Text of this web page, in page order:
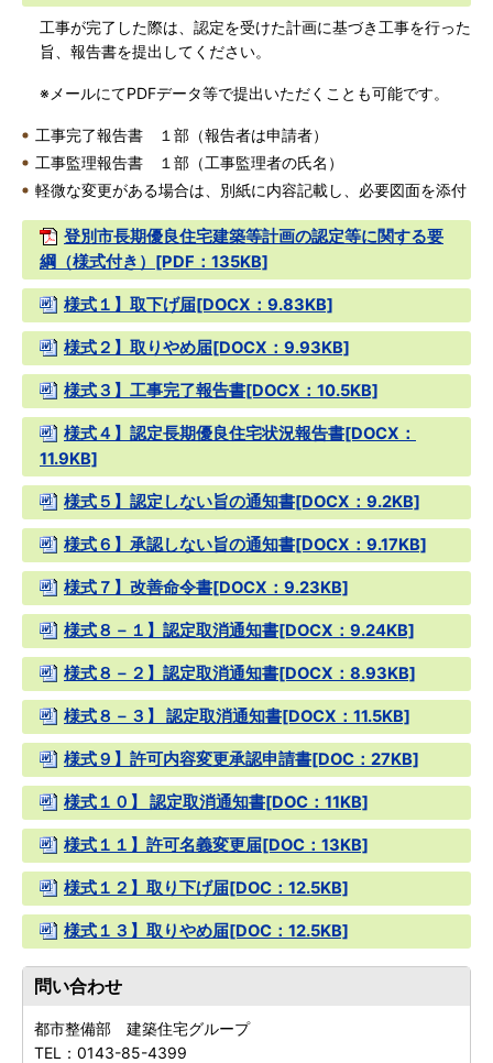
工事が完了した際は、認定を受けた計画に基づき工事を行った
旨、報告書を提出してください。
※メールにてPDFデータ等で提出いただくことも可能です。
工事完了報告書 １部（報告者は申請者）
工事監理報告書 １部（工事監理者の氏名）
軽微な変更がある場合は、別紙に内容記載し、必要図面を添付
登別市長期優良住宅建築等計画の認定等に関する要
綱（様式付き）[PDF：135KB]
様式１】取下げ届[DOCX：9.83KB]
様式２】取りやめ届[DOCX：9.93KB]
様式３】工事完了報告書[DOCX：10.5KB]
様式４】認定長期優良住宅状況報告書[DOCX：
11.9KB]
様式５】認定しない旨の通知書[DOCX：9.2KB]
様式６】承認しない旨の通知書[DOCX：9.17KB]
様式７】改善命令書[DOCX：9.23KB]
様式８－１】認定取消通知書[DOCX：9.24KB]
様式８－２】認定取消通知書[DOCX：8.93KB]
様式８－３】 認定取消通知書[DOCX：11.5KB]
様式９】許可内容変更承認申請書[DOC：27KB]
様式１０】 認定取消通知書[DOC：11KB]
様式１１】許可名義変更届[DOC：13KB]
様式１２】取り下げ届[DOC：12.5KB]
様式１３】取りやめ届[DOC：12.5KB]
問い合わせ
都市整備部 建築住宅グループ
TEL： 0143-85-4399